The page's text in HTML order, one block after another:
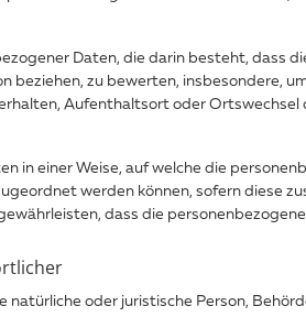
Daten, die darin besteht, dass
beziehen, zu bewerten, insbesondere,
Aufenthaltsort oder
in einer Weise, auf welche die
werden können, sofern diese
dass die
oder juristische Person,